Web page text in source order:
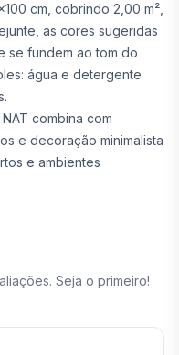
cm, cobrindo 2,00 m²,
as cores sugeridas
se fundem ao tom do
água e detergente
combina com
e decoração minimalista
e ambientes
Seja o primeiro!